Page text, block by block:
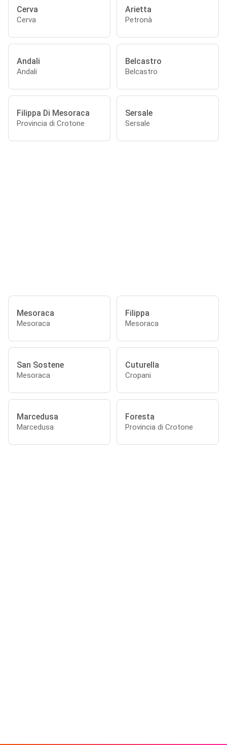
Cerva
Cerva
Arietta
Petronà
Andali
Andali
Belcastro
Belcastro
Filippa Di Mesoraca
Provincia di Crotone
Sersale
Sersale
Mesoraca
Mesoraca
Filippa
Mesoraca
San Sostene
Mesoraca
Cuturella
Cropani
Marcedusa
Marcedusa
Foresta
Provincia di Crotone